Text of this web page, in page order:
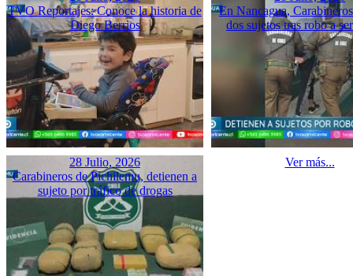
TVO Reportajes: Conoce la historia de
Diego Berrios
En Nancagua,
dos sujetos tras robo a
28 Julio, 2026
Carabineros de Pichilemu, detienen a
sujeto por tráfico de drogas
Ver más...